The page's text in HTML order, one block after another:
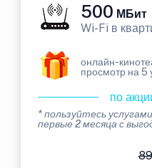
500 МБит
Wi-Fi в
онлайн-
просмотр на 5
по
* пользуйтесь услугами
первые 2 месяца с